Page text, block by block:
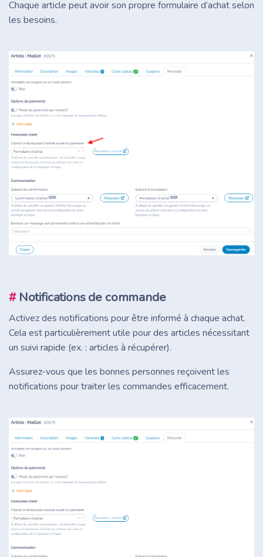
Chaque article peut avoir son propre formulaire d’achat selon
les besoins.
# Notifications de commande
Activez des notifications pour être informé à chaque achat.
Cela est particulièrement utile pour des articles nécessitant
un suivi rapide (ex. : articles à récupérer).
Assurez-vous que les bonnes personnes reçoivent les
notifications pour traiter les commandes efficacement.